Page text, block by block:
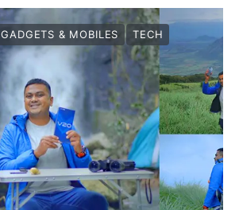
GADGETS & MOBILES TECH